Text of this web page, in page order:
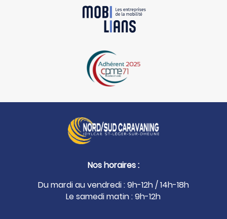
Nos horaires :
Du mardi au vendredi : 9h-12h / 14h-18h
Le samedi matin : 9h-12h